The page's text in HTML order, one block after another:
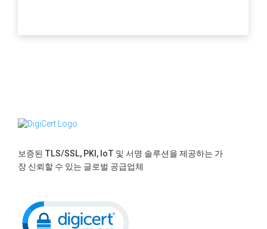
보증된 TLS/SSL, PKI, IoT 및 서명 솔루션을 제공하는 가
장 신뢰할 수 있는 글로벌 공급업체